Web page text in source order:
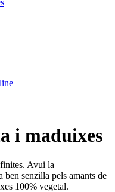
i maduixes
Avui la
ben senzilla pels amants de
100% vegetal.